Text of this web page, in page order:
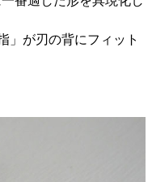
」が刃の背にフィット